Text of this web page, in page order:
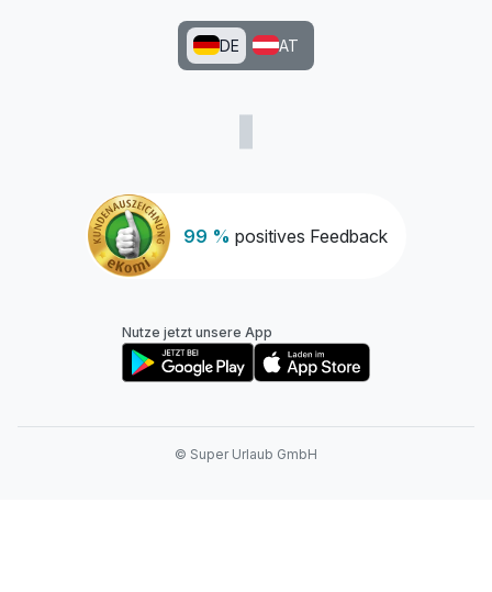
99 % positives Feedback
DE AT
Nutze jetzt unsere App
© Super Urlaub GmbH